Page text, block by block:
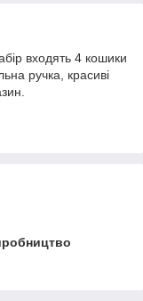
входять 4 кошики
ручка, красиві